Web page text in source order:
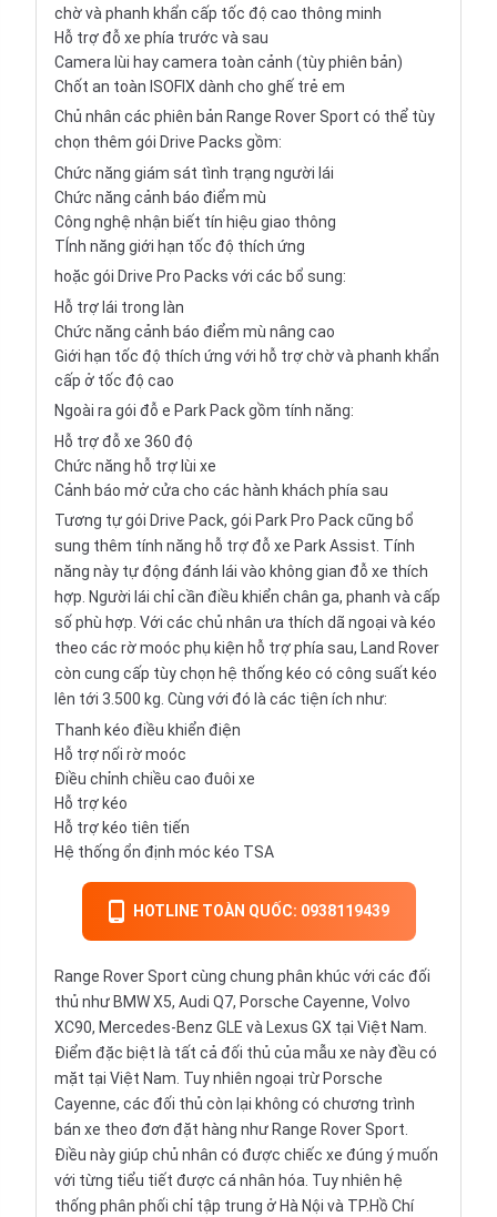
chờ và phanh khẩn cấp tốc độ cao thông minh
Hỗ trợ đỗ xe phía trước và sau
Camera lùi hay camera toàn cảnh (tùy phiên bản)
Chốt an toàn ISOFIX dành cho ghế trẻ em
Chủ nhân các phiên bản Range Rover Sport có thể tùy
chọn thêm gói Drive Packs gồm:
Chức năng giám sát tình trạng người lái
Chức năng cảnh báo điểm mù
Công nghệ nhận biết tín hiệu giao thông
TÍnh năng giới hạn tốc độ thích ứng
hoặc gói Drive Pro Packs với các bổ sung:
Hỗ trợ lái trong làn
Chức năng cảnh báo điểm mù nâng cao
Giới hạn tốc độ thích ứng với hỗ trợ chờ và phanh khẩn
cấp ở tốc độ cao
Ngoài ra gói đỗ e Park Pack gồm tính năng:
Hỗ trợ đỗ xe 360 độ
Chức năng hỗ trợ lùi xe
Cảnh báo mở cửa cho các hành khách phía sau
Tương tự gói Drive Pack, gói Park Pro Pack cũng bổ
sung thêm tính năng hỗ trợ đỗ xe Park Assist. Tính
năng này tự động đánh lái vào không gian đỗ xe thích
hợp. Người lái chỉ cần điều khiển chân ga, phanh và cấp
số phù hợp. Với các chủ nhân ưa thích dã ngoại và kéo
theo các rờ moóc phụ kiện hỗ trợ phía sau, Land Rover
còn cung cấp tùy chọn hệ thống kéo có công suất kéo
lên tới 3.500 kg. Cùng với đó là các tiện ích như:
Thanh kéo điều khiển điện
Hỗ trợ nối rờ moóc
Điều chỉnh chiều cao đuôi xe
Hỗ trợ kéo
Hỗ trợ kéo tiên tiến
Hệ thống ổn định móc kéo TSA
HOTLINE TOÀN QUỐC: 0938119439
Range Rover Sport cùng chung phân khúc với các đối
thủ như BMW X5, Audi Q7, Porsche Cayenne, Volvo
XC90, Mercedes-Benz GLE và Lexus GX tại Việt Nam.
Điểm đặc biệt là tất cả đối thủ của mẫu xe này đều có
mặt tại Việt Nam. Tuy nhiên ngoại trừ Porsche
Cayenne, các đối thủ còn lại không có chương trình
bán xe theo đơn đặt hàng như Range Rover Sport.
Điều này giúp chủ nhân có được chiếc xe đúng ý muốn
với từng tiểu tiết được cá nhân hóa. Tuy nhiên hệ
thống phân phối chỉ tập trung ở Hà Nội và TP.Hồ Chí